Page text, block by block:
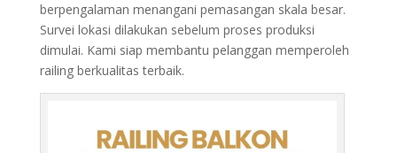
berpengalaman menangani pemasangan skala besar.
Survei lokasi dilakukan sebelum proses produksi
dimulai. Kami siap membantu pelanggan memperoleh
railing berkualitas terbaik.